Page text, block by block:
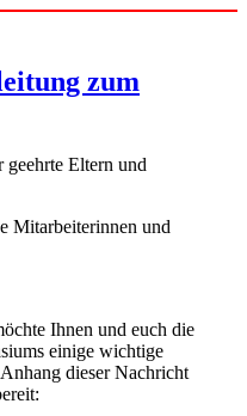
zum
geehrte Eltern und
Mitarbeiterinnen und
Ihnen und euch die
einige wichtige
dieser Nachricht